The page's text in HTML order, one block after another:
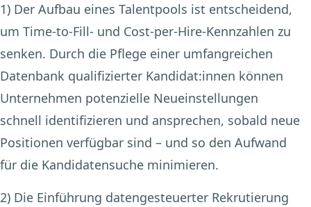
1) Der Aufbau eines Talentpools ist entscheidend,
um Time-to-Fill- und Cost-per-Hire-Kennzahlen zu
senken. Durch die Pflege einer umfangreichen
Datenbank qualifizierter Kandidat:innen können
Unternehmen potenzielle Neueinstellungen
schnell identifizieren und ansprechen, sobald neue
Positionen verfügbar sind – und so den Aufwand
für die Kandidatensuche minimieren.
2) Die Einführung datengesteuerter Rekrutierung